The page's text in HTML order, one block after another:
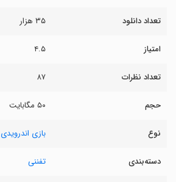
تعداد دانلود ۳۵ هزار
امتیاز ۴.۵
تعداد نظرات ۸۷
حجم ۵۰ مگابایت
نوع بازی اندرویدی
دسته‌بندی تفننی